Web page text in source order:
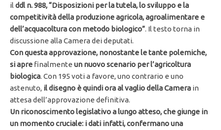
il ddl n. 988, “Disposizioni per la tutela, lo sviluppo e la
competitività della produzione agricola, agroalimentare e
dell’acquacoltura con metodo biologico”. Il testo torna in
discussione alla Camera dei deputati.
Con questa approvazione, nonostante le tante polemiche,
si apre finalmente un nuovo scenario per l’agricoltura
biologica. Con 195 voti a favore, uno contrario e uno
astenuto, il disegno è quindi ora al vaglio della Camera in
attesa dell’approvazione definitiva.
Un riconoscimento legislativo a lungo atteso, che giunge in
un momento cruciale: i dati infatti, confermano una